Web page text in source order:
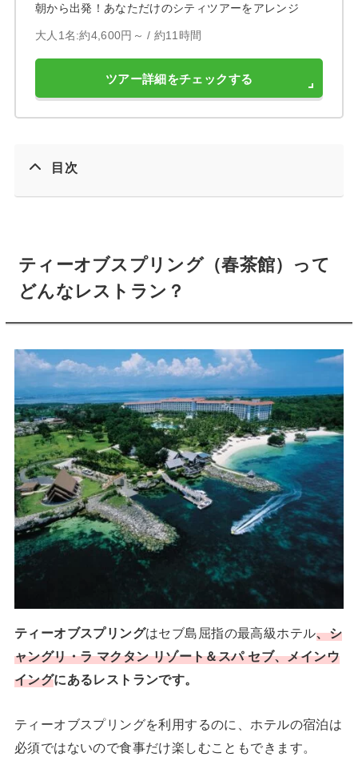
朝から出発！あなただけのシティツアーをアレンジ
大人1名:約4,600円～ / 約11時間
ツアー詳細をチェックする
目次
ティーオブスプリング（春茶館）
って
どんなレストラン？
ティーオブスプリングはセブ島屈指の最高級ホテル、シ
ャングリ・ラ マクタン リゾート＆スパ セブ、メインウ
イングにあるレストランです。
ティーオブスプリングを利用するのに、ホテルの宿泊は
必須ではないので食事だけ楽しむこともできます。